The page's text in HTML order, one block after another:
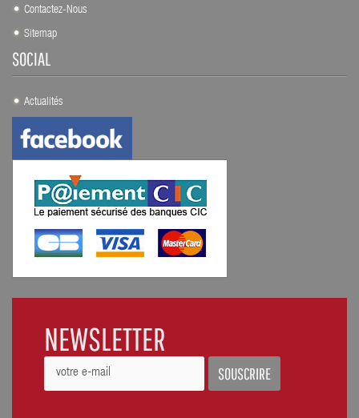
Contactez-Nous
Sitemap
SOCIAL
Actualités
NEWSLETTER
SOUSCRIRE